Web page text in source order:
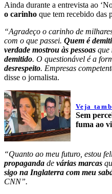
Ainda durante a entrevista ao
o carinho que tem recebido das
“Agradeço o carinho de
com o que passei. Quem é
verdade mostrou às pessoas que
demitido. O questionável é a
desrespeito. Empresas
disse o jornalista.
Veja
Sem
fuma ao
“Quanto ao meu futuro, estou
propaganda de várias marcas
sigo na Inglaterra com meu
CNN”.